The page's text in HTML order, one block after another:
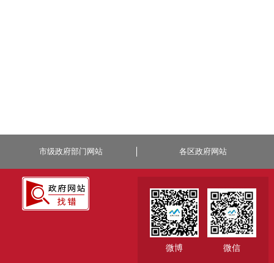
市级政府部门网站 各区政府网站
微博 微信